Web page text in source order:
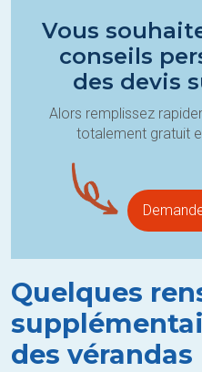
Vous
conseils
des devis
Alors remplissez
totalement gratuit
Quelques
des vérandas